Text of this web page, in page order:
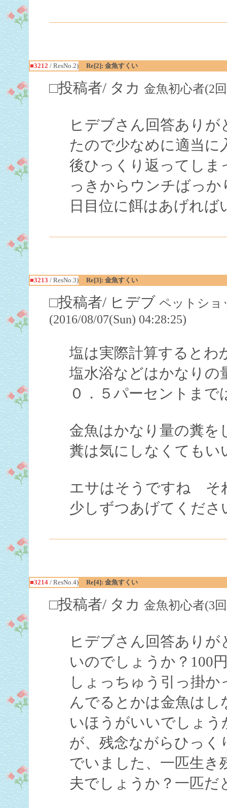
■3212 / ResNo.2) Re[2]: 金魚すくい
□投稿者/ タカ 金魚初心者(2
ヒデブさん回答あり
たので少なめに適当に
後ひっくり返ってしま
っきからウンチばっ
日目位に餌はあげれば
■3213 / ResNo.3) Re[3]: 金魚すくい
□投稿者/ ヒデブ ペットショ
(2016/08/07(Sun) 04:28:25)
塩は実際計算するとわ
塩水浴などはかなりの
０．５パーセントま
金魚はかなり量の糞を
糞は気にしなくてもい
エサはそうですね そ
少しずつあげてくださ
■3214/ ResNo.4) Re[4]: 金魚すくい
□投稿者/ タカ 金魚初心者(3
ヒデブさん回答あり
いのでしょうか？100
しょっちゅう引っ掛
んでるとかは金魚は
いほうがいいでしょう
が、残念ながらひっく
でいました、一匹生き
夫でしょうか？一匹だ